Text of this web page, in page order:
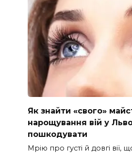
Як знайти «свого»
нарощування вій у
пошкодувати
Мрію про густі й довгі вії,